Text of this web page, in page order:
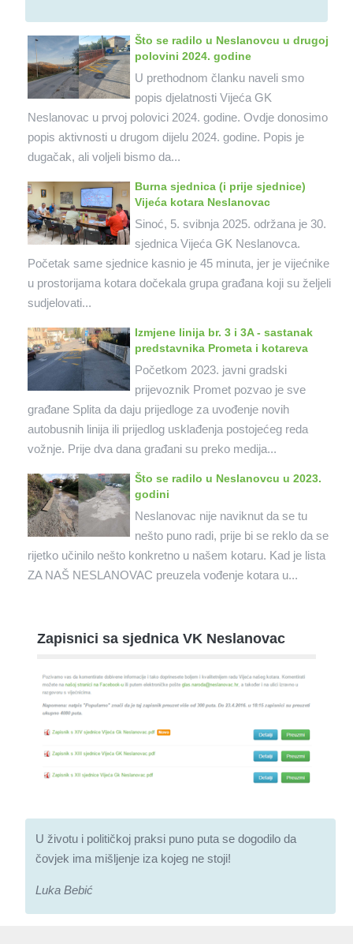
Što se radilo u Neslanovcu u drugoj
polovini 2024. godine
U prethodnom članku naveli smo
popis djelatnosti Vijeća GK
Neslanovac u prvoj polovici 2024. godine. Ovdje donosimo
popis aktivnosti u drugom dijelu 2024. godine. Popis je
dugačak, ali voljeli bismo da...
Burna sjednica (i prije sjednice)
Vijeća kotara Neslanovac
Sinoć, 5. svibnja 2025. održana je 30.
sjednica Vijeća GK Neslanovca.
Početak same sjednice kasnio je 45 minuta, jer je vijećnike
u prostorijama kotara dočekala grupa građana koji su željeli
sudjelovati...
Izmjene linija br. 3 i 3A - sastanak
predstavnika Prometa i kotareva
Početkom 2023. javni gradski
prijevoznik Promet pozvao je sve
građane Splita da daju prijedloge za uvođenje novih
autobusnih linija ili prijedlog usklađenja postojećeg reda
vožnje. Prije dva dana građani su preko medija...
Što se radilo u Neslanovcu u 2023.
godini
Neslanovac nije naviknut da se tu
nešto puno radi, prije bi se reklo da se
rijetko učinilo nešto konkretno u našem kotaru. Kad je lista
ZA NAŠ NESLANOVAC preuzela vođenje kotara u...
Zapisnici sa sjednica VK Neslanovac
U životu i političkoj praksi puno puta se dogodilo da
čovjek ima mišljenje iza kojeg ne stoji!
Luka Bebić